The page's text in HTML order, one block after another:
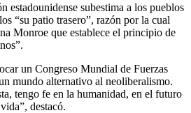
estadounidense subestima a los pueblos
“su patio trasero”, razón por la cual
Monroe que establece el principio de
un Congreso Mundial de Fuerzas
mundo alternativo al neoliberalismo.
tengo fe en la humanidad, en el futuro
destacó.